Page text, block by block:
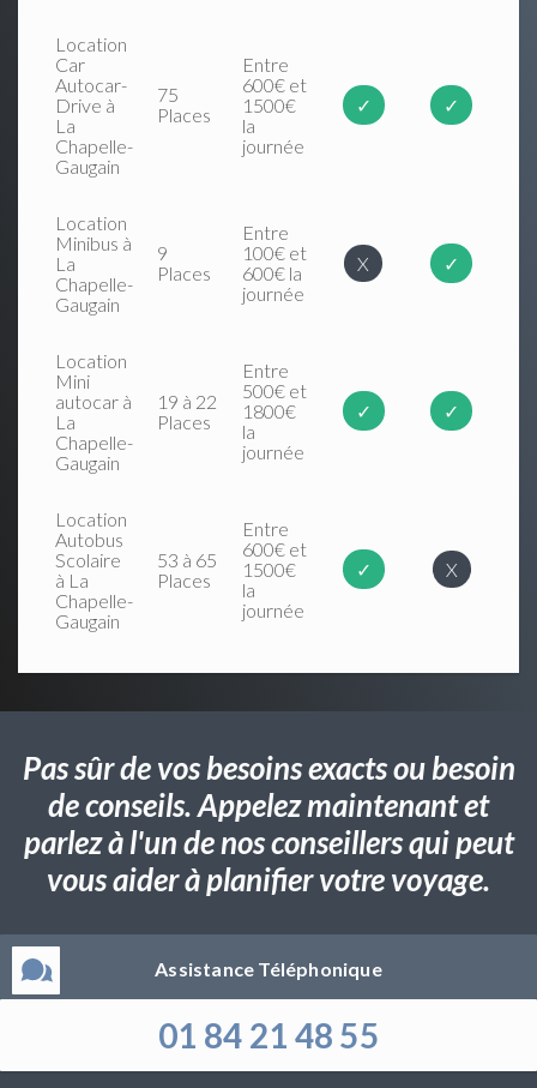
Location
Car
Autocar-
Drive à
La
Chapelle-
Gaugain
75
Places
Entre
600€ et
1500€
la
journée
✓ ✓
Location
Minibus à
La
Chapelle-
Gaugain
9
Places
Entre
100€ et
600€ la
journée
X ✓
Location
Mini
autocar à
La
Chapelle-
Gaugain
19 à 22
Places
Entre
500€ et
1800€
la
journée
✓ ✓
Location
Autobus
Scolaire
à La
Chapelle-
Gaugain
53 à 65
Places
Entre
600€ et
1500€
la
journée
✓ X
Pas sûr de vos besoins exacts ou besoin
de conseils. Appelez maintenant et
parlez à l'un de nos conseillers qui peut
vous aider à planifier votre voyage.
Assistance Téléphonique
01 84 21 48 55